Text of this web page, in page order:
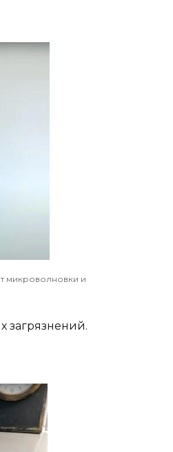
микроволновки и
загрязнений.